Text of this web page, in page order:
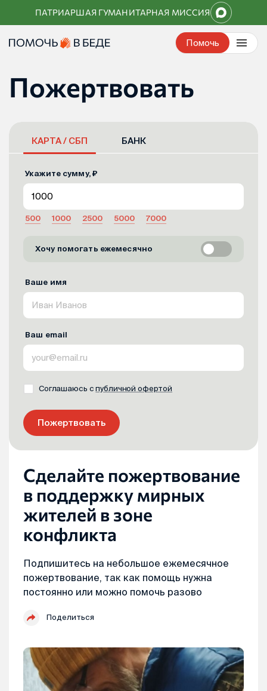
Перейти
к
контенту
ПАТРИАРШАЯ ГУМАНИТАРНАЯ МИССИЯ
Помочь
Пожертвовать
КАРТА / СБП БАНК
Укажите сумму, ₽
500 1000 2500 5000 7000
Хочу помогать ежемесячно
Ваше имя
Ваш email
Соглашаюсь спубличной офертой
Пожертвовать
Сделайте пожертвование
в поддержку мирных
жителей в зоне
конфликта
Подпишитесь на небольшое ежемесячное
пожертвование, так как помощь нужна
постоянно или можно помочь разово
Поделиться